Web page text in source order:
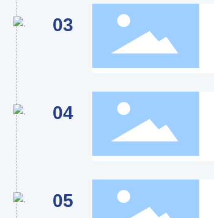
03
04
05